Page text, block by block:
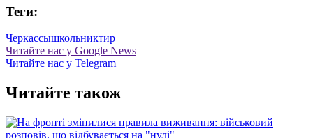
Теги:
Черкассышкольниктир
Читайте нас у Google News
Читайте нас у Telegram
Читайте також